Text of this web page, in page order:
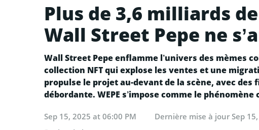
Plus de 3,6 milliards
Wall Street Pepe ne
Wall Street Pepe enflamme l’univers des mèmes
collection NFT qui explose les ventes et une
propulse le projet au-devant de la scène, avec
débordante. WEPE s’impose comme le
Sep 15, 2025 at 06:00 PM Dernière mise à jour Sep